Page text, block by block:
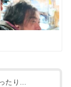
たり…